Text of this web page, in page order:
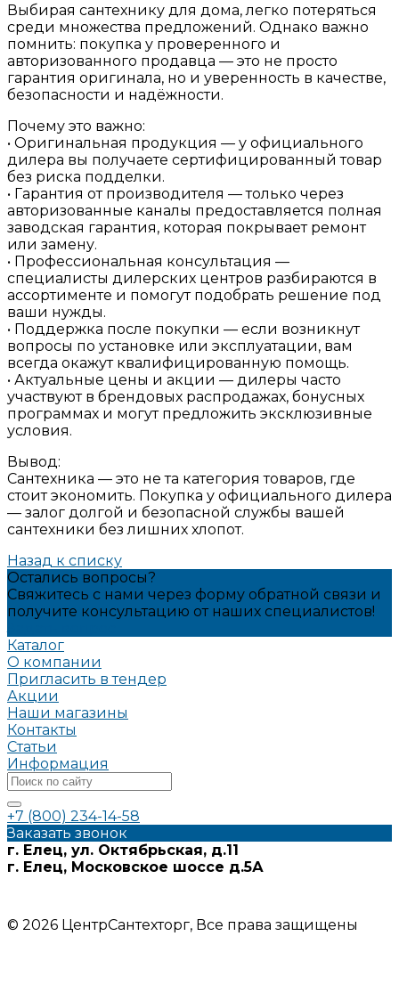
Выбирая сантехнику для дома, легко потеряться
среди множества предложений. Однако важно
помнить: покупка у проверенного и
авторизованного продавца — это не просто
гарантия оригинала, но и уверенность в качестве,
безопасности и надёжности.
Почему это важно:
• Оригинальная продукция — у официального
дилера вы получаете сертифицированный товар
без риска подделки.
• Гарантия от производителя — только через
авторизованные каналы предоставляется полная
заводская гарантия, которая покрывает ремонт
или замену.
• Профессиональная консультация —
специалисты дилерских центров разбираются в
ассортименте и помогут подобрать решение под
ваши нужды.
• Поддержка после покупки — если возникнут
вопросы по установке или эксплуатации, вам
всегда окажут квалифицированную помощь.
• Актуальные цены и акции — дилеры часто
участвуют в брендовых распродажах, бонусных
программах и могут предложить эксклюзивные
условия.
Вывод:
Сантехника — это не та категория товаров, где
стоит экономить. Покупка у официального дилера
— залог долгой и безопасной службы вашей
сантехники без лишних хлопот.
Назад к списку
Остались вопросы?
Свяжитесь с нами через форму обратной связи и
получите консультацию от наших специалистов!
Каталог
О компании
Пригласить в тендер
Акции
Наши магазины
Контакты
Статьи
Информация
+7 (800) 234-14-58
Заказать звонок
г. Елец, ул. Октябрьская, д.11
г. Елец, Московское шоссе д.5А
© 2026 ЦентрСантехторг, Все права защищены